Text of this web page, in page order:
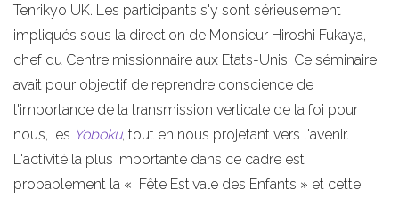
Tenrikyo UK. Les participants s'y sont sérieusement
impliqués sous la direction de Monsieur Hiroshi Fukaya,
chef du Centre missionnaire aux Etats-Unis. Ce séminaire
avait pour objectif de reprendre conscience de
l'importance de la transmission verticale de la foi pour
nous, les Yoboku, tout en nous projetant vers l'avenir.
L'activité la plus importante dans ce cadre est
probablement la « Fête Estivale des Enfants » et cette